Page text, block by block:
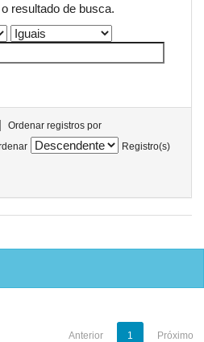
resultado de busca.
Ordenar registros por
Registro(s)
Anterior 1 Próximo